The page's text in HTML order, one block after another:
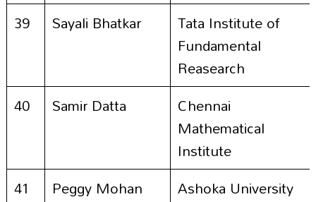
39
Sayali Bhatkar
Tata Institute of
Fundamental
Reasearch
40
Samir Datta
Chennai
Mathematical
Institute
41
Peggy Mohan
Ashoka University